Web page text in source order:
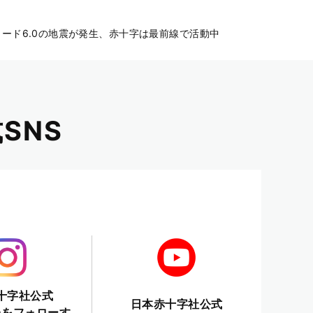
ド6.0の地震が発生、赤十字は最前線で活動中
字社公式
日本赤十字社公式